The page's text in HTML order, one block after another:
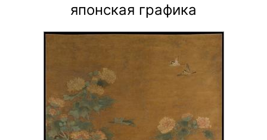
японская графика